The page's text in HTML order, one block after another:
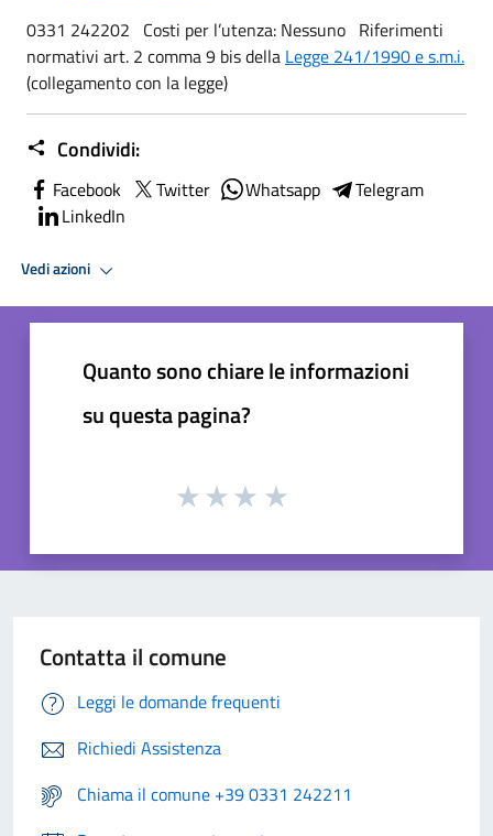
0331 242202 Costi per l’utenza: Nessuno Riferimenti
normativi art. 2 comma 9 bis della Legge 241/1990 e s.m.i.
(collegamento con la legge)
Condividi:
Facebook Twitter Whatsapp
Telegram
LinkedIn
Vedi azioni
Quanto sono chiare le informazioni
su questa pagina?
Contatta il comune
Leggi le domande frequenti
Richiedi Assistenza
Chiama il comune +39 0331 242211